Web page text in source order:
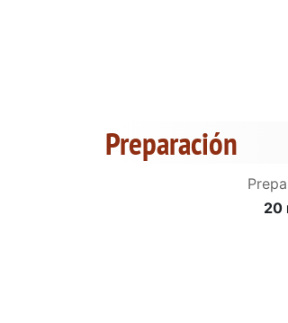
Preparación
20